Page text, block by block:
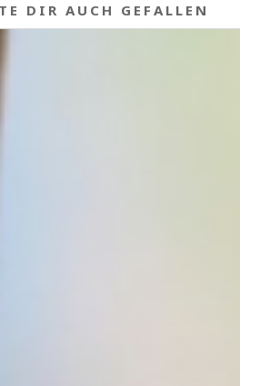
DIR AUCH GEFALLEN